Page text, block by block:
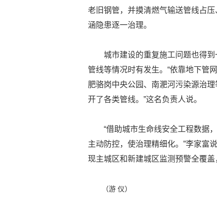
老旧钢管，并摸清燃气输送管线占
涵隐患逐一治理。
城市建设的重复施工问题也得
管线等情况时有发生。“依靠地下管
肥骆岗中央公园、南淝河污染源治
开了各类管线。”这名负责人说。
“借助城市生命线安全工程数据
主动防控，使治理精细化。”李家富
现主城区和新建城区监测预警全覆
（游 仪）